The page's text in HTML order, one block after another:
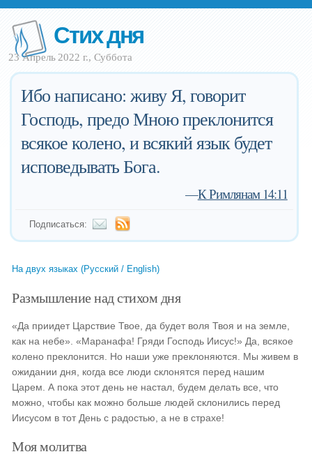
Стих дня
23 Апрель 2022 г., Суббота
Ибо написано: живу Я, говорит
Господь, предо Мною преклонится
всякое колено, и всякий язык будет
исповедывать Бога.
—К Римлянам 14:11
Подписаться:
На двух языках (Русский / English)
Размышление над стихом дня
«Да приидет Царствие Твое, да будет воля Твоя и на земле,
как на небе». «Маранафа! Гряди Господь Иисус!» Да, всякое
колено преклонится. Но наши уже преклоняются. Мы живем в
ожидании дня, когда все люди склонятся перед нашим
Царем. А пока этот день не настал, будем делать все, что
можно, чтобы как можно больше людей склонились перед
Иисусом в тот День с радостью, а не в страхе!
Моя молитва